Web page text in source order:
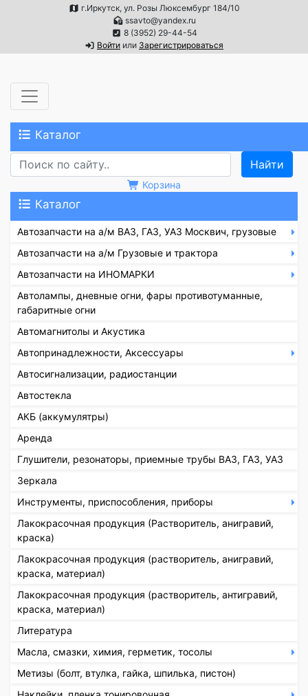
г.Иркутск, ул. Розы Люксембург 184/10
ssavto@yandex.ru
8 (3952) 29-44-54
Войти или Зарегистрироваться
Каталог
Корзина
Каталог
Автозапчасти на а/м ВАЗ, ГАЗ, УАЗ Москвич, грузовые
Автозапчасти на а/м Грузовые и трактора
Автозапчасти на ИНОМАРКИ
Автолампы, дневные огни, фары противотуманные,
габаритные огни
Автомагнитолы и Акустика
Автопринадлежности, Аксессуары
Автосигнализации, радиостанции
Автостекла
АКБ (аккумулятры)
Аренда
Глушители, резонаторы, приемные трубы ВАЗ, ГАЗ, УАЗ
Зеркала
Инструменты, приспособления, приборы
Лакокрасочная продукция (Растворитель, анигравий,
краска)
Лакокрасочная продукция (растворитель, анигравий,
краска, материал)
Лакокрасочная продукция (растворитель, антигравий,
краска, материал)
Литература
Масла, смазки, химия, герметик, тосолы
Метизы (болт, втулка, гайка, шпилька, пистон)